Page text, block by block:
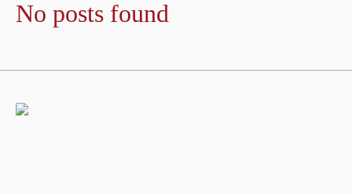
No posts found